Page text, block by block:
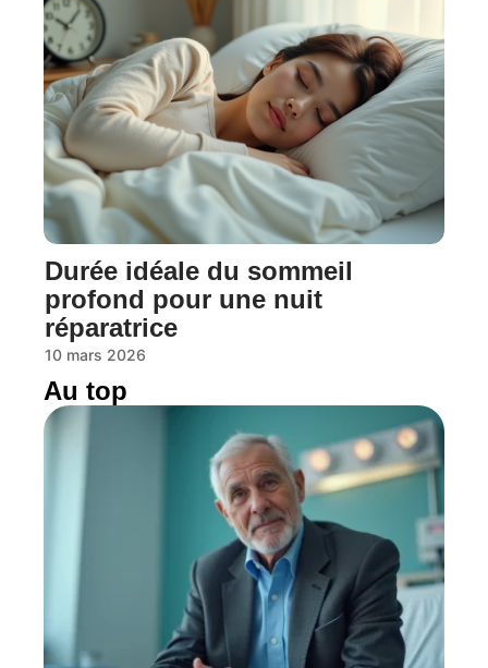
Durée idéale du sommeil
profond pour une nuit
réparatrice
10 mars 2026
Au top